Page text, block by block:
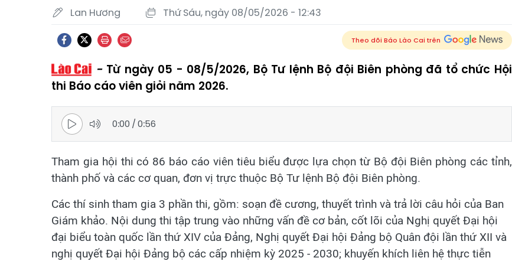
Lan Hương Thứ Sáu, ngày 08/05/2026 - 12:43
Theo dõi Báo Lào Cai trên
Từ ngày 05 - 08/5/2026, Bộ Tư lệnh Bộ đội Biên phòng đã tổ chức Hội
thi Báo cáo viên giỏi năm 2026.
0:00 /0:56
Tham gia hội thi có 86 báo cáo viên tiêu biểu được lựa chọn từ Bộ đội Biên phòng các tỉnh,
thành phố và các cơ quan, đơn vị trực thuộc Bộ Tư lệnh Bộ đội Biên phòng.
Các thí sinh tham gia 3 phần thi, gồm: soạn đề cương, thuyết trình và trả lời câu hỏi của Ban
Giám khảo. Nội dung thi tập trung vào những vấn đề cơ bản, cốt lõi của Nghị quyết Đại hội
đại biểu toàn quốc lần thứ XIV của Đảng, Nghị quyết Đại hội Đảng bộ Quân đội lần thứ XII và
nghị quyết Đại hội Đảng bộ các cấp nhiệm kỳ 2025 - 2030; khuyến khích liên hệ thực tiễn